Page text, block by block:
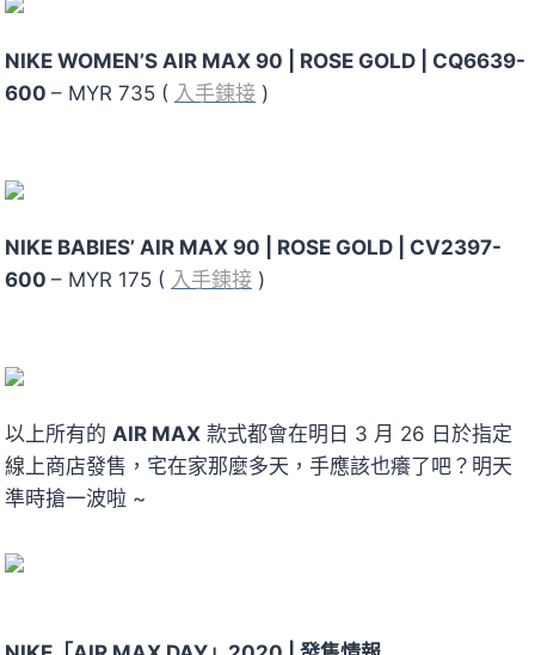
NIKE WOMEN’S AIR MAX 90 | ROSE GOLD | CQ6639-
600 – MYR 735 ( 入手鍊接 )
NIKE BABIES’ AIR MAX 90 | ROSE GOLD | CV2397-
600 – MYR 175 ( 入手鍊接 )
以上所有的 AIR MAX 款式都會在明日 3 月 26 日於指定
線上商店發售，宅在家那麼多天，手應該也癢了吧？明天
準時搶一波啦 ~